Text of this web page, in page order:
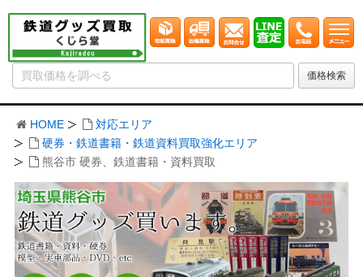
HOME
対応エリア
硬券・鉄道書籍・鉄道資料買取強化エリア
熊谷市 硬券、鉄道書籍・資料買取